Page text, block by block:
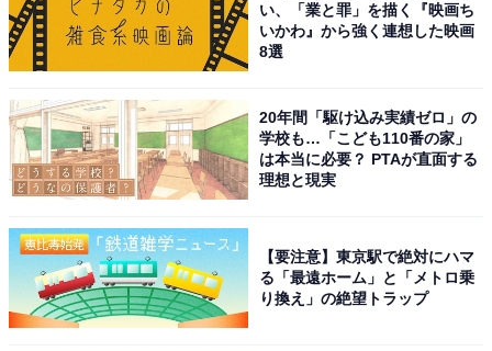
第1位：進撃の巨人
い、「業と罪」を描く『映画ち
いかわ』から強く連想した映画
8選
20年間「駆け込み実績ゼロ」の
学校も…「こども110番の家」
は本当に必要？ PTAが直面する
理想と現実
【要注意】東京駅で絶対にハマ
る「最遠ホーム」と「メトロ乗
り換え」の絶望トラップ